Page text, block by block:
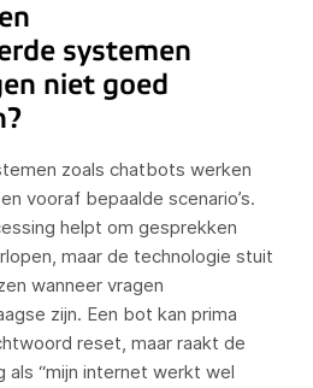
systemen
niet goed
zoals chatbots werken
vooraf bepaalde scenario’s.
helpt om gesprekken
maar de technologie stuit
wanneer vragen
zijn. Een bot kan prima
reset, maar raakt de
als “mijn internet werkt wel